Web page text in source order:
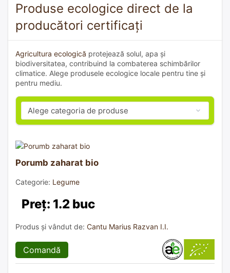
Produse ecologice direct de la
producători certificați
Agricultura ecologică protejează solul, apa și
biodiversitatea, contribuind la combaterea schimbărilor
climatice. Alege produsele ecologice locale pentru tine și
pentru mediu.
Porumb zaharat bio
Categorie: Legume
Preț: 1.2 buc
Produs și vândut de: Cantu Marius Razvan I.I.
Comandă